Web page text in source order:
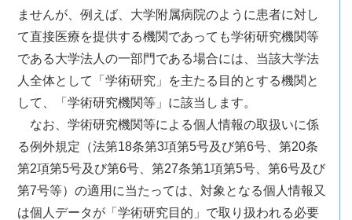
ませんが、例えば、大学附属病院のように患者に対し
て直接医療を提供する機関であっても学術研究機関等
である大学法人の一部門である場合には、当該大学法
人全体として「学術研究」を主たる目的とする機関と
して、「学術研究機関等」に該当します。
なお、学術研究機関等による個人情報の取扱いに係
る例外規定（法第18条第3項第5号及び第6号、第20条
第2項第5号及び第6号、第27条第1項第5号、第6号及び
第7号等）の適用に当たっては、対象となる個人情報又
は個人データが「学術研究目的」で取り扱われる必要